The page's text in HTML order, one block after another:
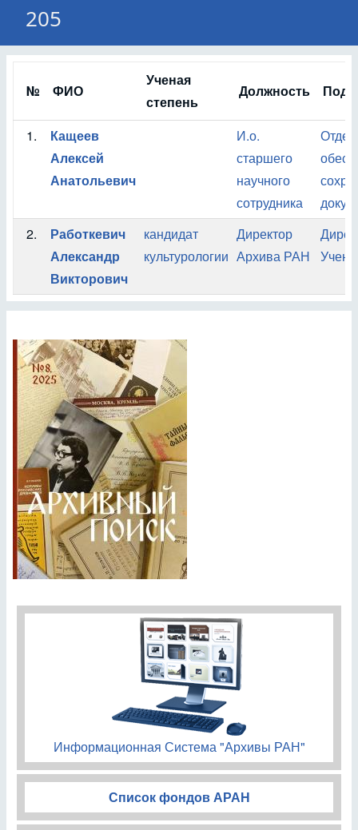
205
№ ФИО
Ученая
степень
Должность
1.
Кащеев
Алексей
Анатольевич
И.о.
старшего
научного
сотрудника
Отдел
2.
Работкевич
Александр
Викторович
кандидат
культурологии
Директор
Архива РАН
Информационная Система "Архивы РАН"
Список фондов АРАН